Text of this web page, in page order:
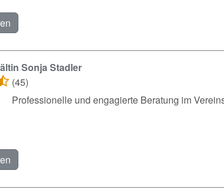
Sonja Stadler
(45)
Professionelle und engagierte Beratung im